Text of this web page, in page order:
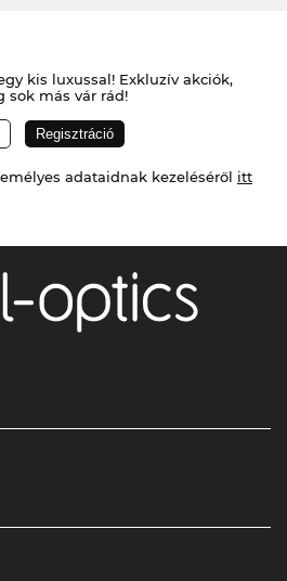
kis luxussal! Exkluzív akciók,
sok más vár rád!
adataidnak kezeléséről itt